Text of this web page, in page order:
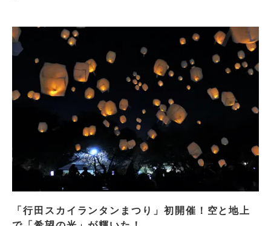
「行田スカイランタンまつり」初開催！空と地上